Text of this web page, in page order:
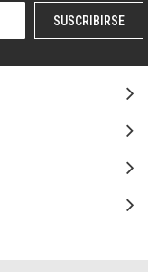
SUSCRIBIRSE